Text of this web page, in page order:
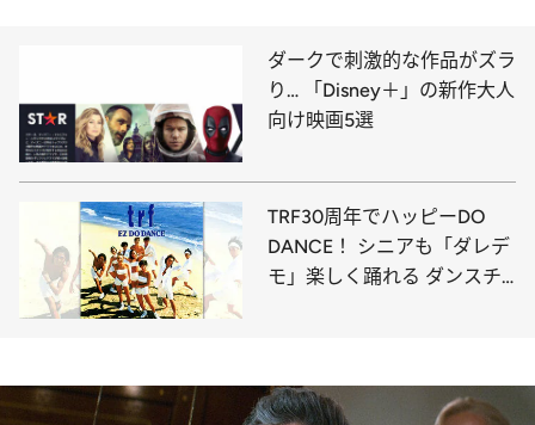
ダークで刺激的な作品がズラ
り… 「Disney＋」の新作大人
向け映画5選
TRF30周年でハッピーDO
DANCE！ シニアも「ダレデ
モ」楽しく踊れる ダンスチ